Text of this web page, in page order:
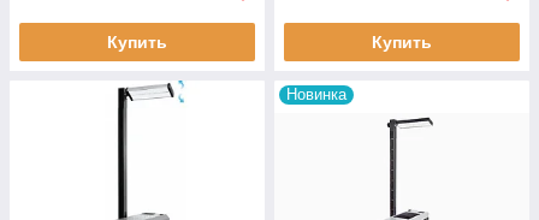
Купить Купить
Новинка